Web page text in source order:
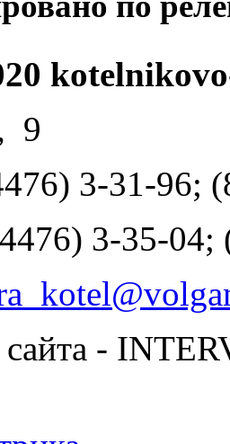
9
3-31-96;
3-35-04;
сайта -